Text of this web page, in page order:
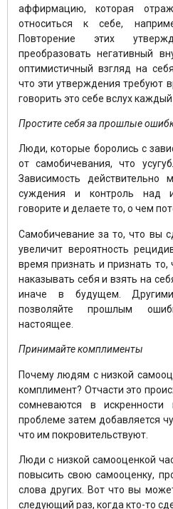
аффирмацию, которая
относиться к себе,
Повторение этих
преобразовать негативный
оптимистичный взгляд на
что эти утверждения требуют
говорить это себе вслух каждый
Простите себя за прошлые
Люди, которые боролись с
от самобичевания, что
Зависимость
суждения и контроль над
говорите и делаете то, о чем
Самобичевание за то, что вы
увеличит вероятность
время признать и признать то,
наказывать себя и взять на
иначе в будущем.
позволяйте прошлым
настоящее.
Принимайте комплименты
Почему людям с низкой
комплимент? Отчасти это
сомневаются в
проблеме затем добавляется
что им покровительствуют.
Люди с низкой самооценкой
повысить свою самооценку,
слова других. Вот что вы
следующий раз, когда кто-то